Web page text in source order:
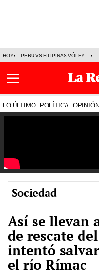
HOY PERÚ VS FILIPINAS VÓLEY
LO ÚLTIMO POLÍTICA OPINIÓN
Sociedad
Así se llevan
de rescate
intentó
el río Rímac